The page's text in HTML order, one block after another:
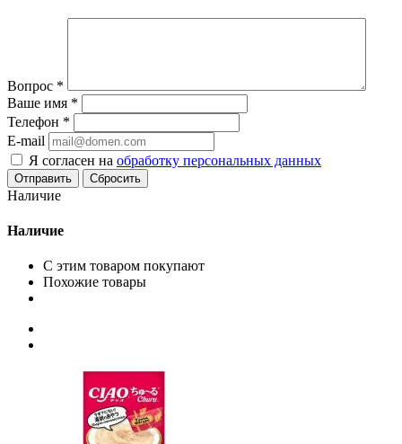
Вопрос *
Ваше имя *
Телефон *
E-mail
Я согласен на обработку персональных данных
Сбросить
Наличие
Наличие
С этим товаром покупают
Похожие товары